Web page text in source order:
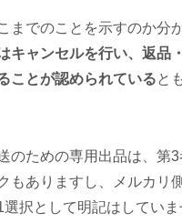
までのことを示すのか分
キャンセルを行い、返品
ことが認められていると
のための専用出品は、第3
もありますし、メルカリ
択として明記はしていま